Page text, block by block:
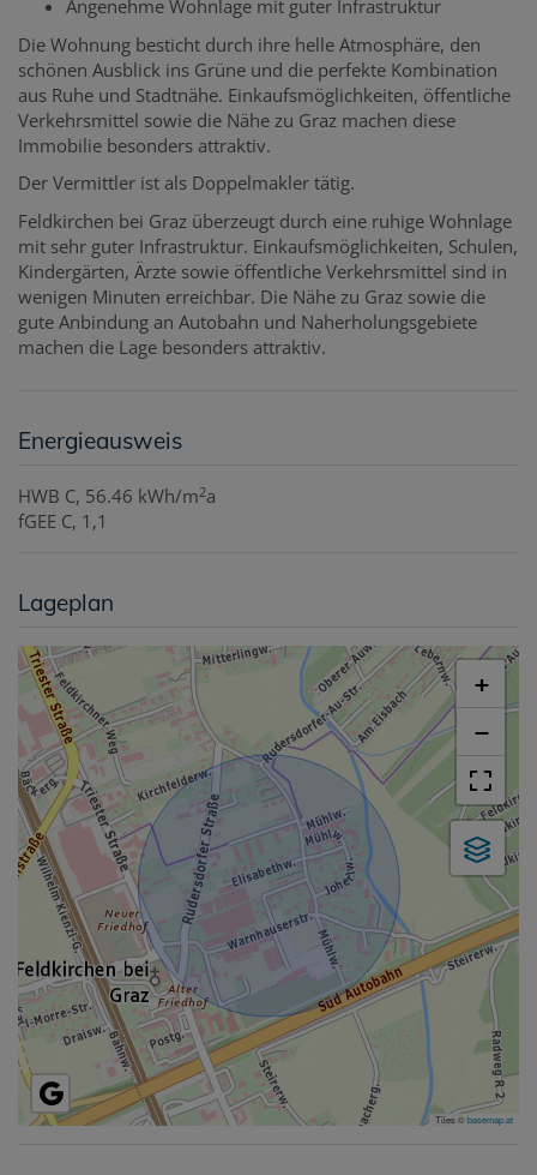
Angenehme Wohnlage mit guter Infrastruktur
Die Wohnung besticht durch ihre helle Atmosphäre, den
schönen Ausblick ins Grüne und die perfekte Kombination
aus Ruhe und Stadtnähe. Einkaufsmöglichkeiten, öffentliche
Verkehrsmittel sowie die Nähe zu Graz machen diese
Immobilie besonders attraktiv.
Der Vermittler ist als Doppelmakler tätig.
Feldkirchen bei Graz überzeugt durch eine ruhige Wohnlage
mit sehr guter Infrastruktur. Einkaufsmöglichkeiten, Schulen,
Kindergärten, Ärzte sowie öffentliche Verkehrsmittel sind in
wenigen Minuten erreichbar. Die Nähe zu Graz sowie die
gute Anbindung an Autobahn und Naherholungsgebiete
machen die Lage besonders attraktiv.
Energieausweis
HWB C, 56.46 kWh/m2a
fGEE C, 1,1
Lageplan
+
−
Tiles ©basemap.at